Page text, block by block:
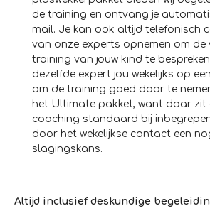
de training en ontvang je
mail. Je kan ook altijd telefonisch
van onze experts opnemen om
training van jouw kind te
dezelfde expert jou wekelijks op
om de training goed door te
het Ultimate pakket, want daar zit
coaching standaard bij
door het wekelijkse contact een
slagingskans.
Altijd inclusief deskundige